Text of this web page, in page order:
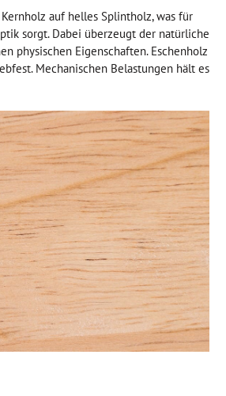
auf helles Splintholz, was für
sorgt. Dabei überzeugt der natürliche
physischen Eigenschaften. Eschenholz
Mechanischen Belastungen hält es